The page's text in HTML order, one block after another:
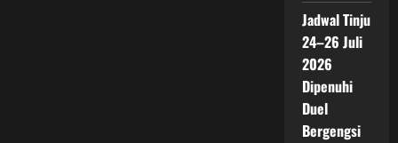
Jadwal Tinju
24–26 Juli
2026
Dipenuhi
Duel
Bergengsi